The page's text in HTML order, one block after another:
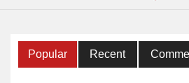
Popular Recent